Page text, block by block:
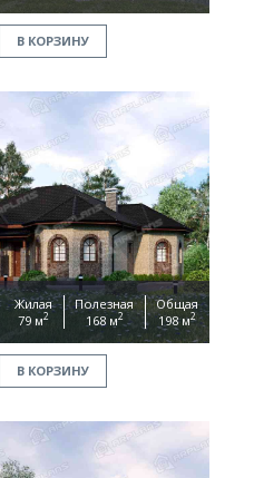
В КОРЗИНУ
Жилая
79 м2
Полезная
168 м2
Общая
198 м2
В КОРЗИНУ